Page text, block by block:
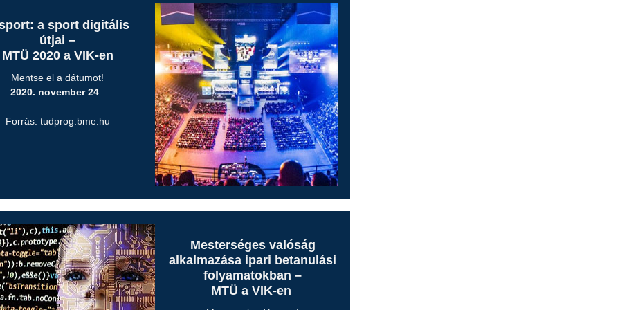
a sport digitális
útjai –
MTÜ 2020 a VIK-en
Mentse el a dátumot!
2020. november 24
Forrás: tudprog.bme.hu
Mesterséges valóság
alkalmazása ipari betanulási
folyamatokban –
MTÜ a VIK-en